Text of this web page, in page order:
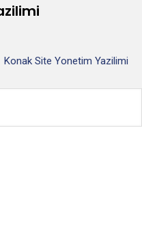
Konak Site Yonetim Yazilimi